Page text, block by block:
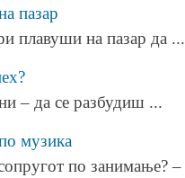
пазар
плавуши на пазар да ...
– да се разбудиш ...
музика
по занимање? –